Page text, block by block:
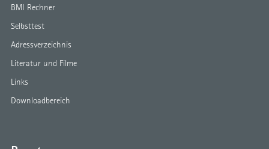
BMI Rechner
Selbsttest
Adressverzeichnis
Literatur und Filme
Links
Downloadbereich